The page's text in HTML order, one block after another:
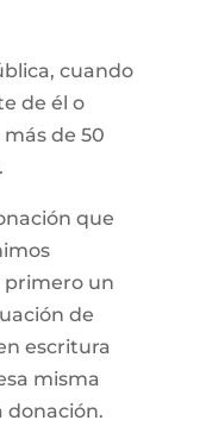
cuando
de él o
de 50
que
primero un
de
escritura
misma
donación.